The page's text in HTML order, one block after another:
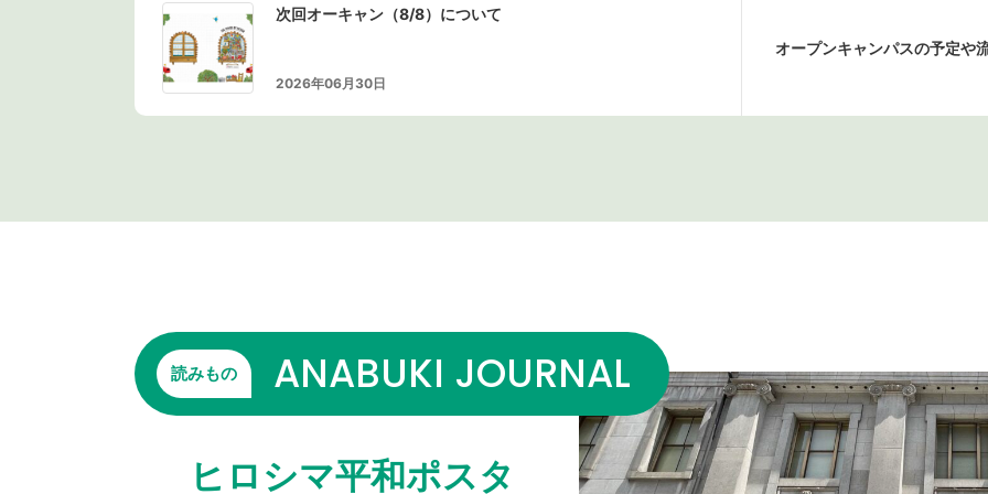
次回オーキャン（8/8）について
2026年06月30日
オープンキャンパスの予定や
読みもの ANABUKI JOURNAL
ヒロシマ平和ポスタ